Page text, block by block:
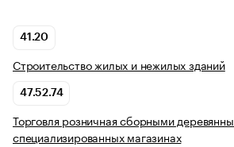
41.20
Строительство жилых и нежилых зданий
47.52.74
Торговля розничная сборными
специализированных магазинах